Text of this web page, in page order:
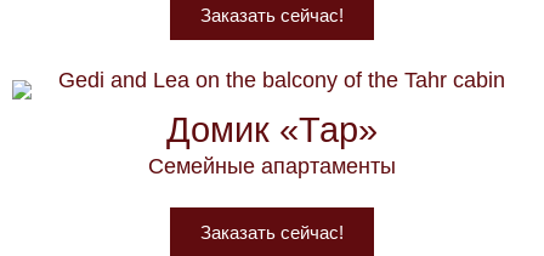
Заказать сейчас!
Домик «Тар»
Семейные апартаменты
Заказать сейчас!